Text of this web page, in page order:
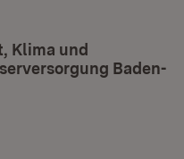
Klima und
Baden-